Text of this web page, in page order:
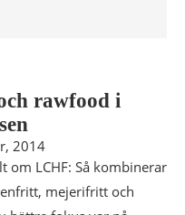
rawfood i
2014
om LCHF: Så kombinerar
mejerifritt och